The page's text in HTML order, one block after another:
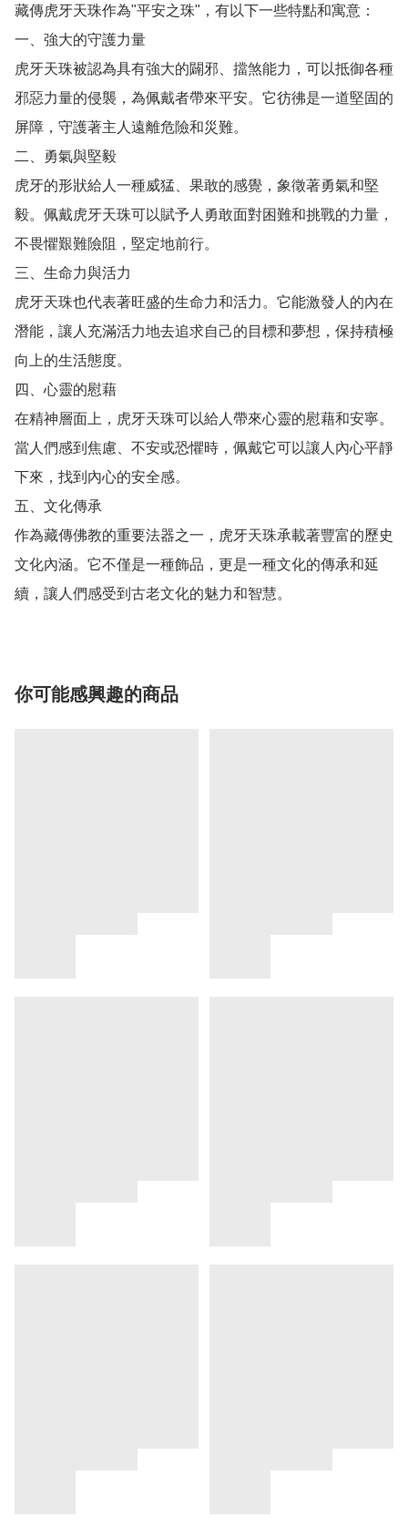
藏傳虎牙天珠作為"平安之珠"，有以下一些特點和寓意：
一、強大的守護力量
虎牙天珠被認為具有強大的闢邪、擋煞能力，可以抵御各種
邪惡力量的侵襲，為佩戴者帶來平安。它彷彿是一道堅固的
屏障，守護著主人遠離危險和災難。
二、勇氣與堅毅
虎牙的形狀給人一種威猛、果敢的感覺，象徵著勇氣和堅
毅。佩戴虎牙天珠可以賦予人勇敢面對困難和挑戰的力量，
不畏懼艱難險阻，堅定地前行。
三、生命力與活力
虎牙天珠也代表著旺盛的生命力和活力。它能激發人的內在
潛能，讓人充滿活力地去追求自己的目標和夢想，保持積極
向上的生活態度。
四、心靈的慰藉
在精神層面上，虎牙天珠可以給人帶來心靈的慰藉和安寧。
當人們感到焦慮、不安或恐懼時，佩戴它可以讓人內心平靜
下來，找到內心的安全感。
五、文化傳承
作為藏傳佛教的重要法器之一，虎牙天珠承載著豐富的歷史
文化內涵。它不僅是一種飾品，更是一種文化的傳承和延
續，讓人們感受到古老文化的魅力和智慧。
你可能感興趣的商品